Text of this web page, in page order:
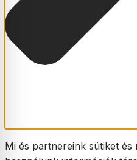
Mi és partnereink sütiket és